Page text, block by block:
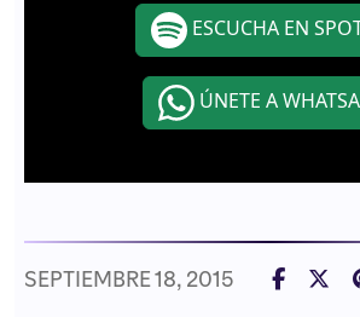
ESCUCHA EN
ÚNETE A
SEPTIEMBRE 18, 2015